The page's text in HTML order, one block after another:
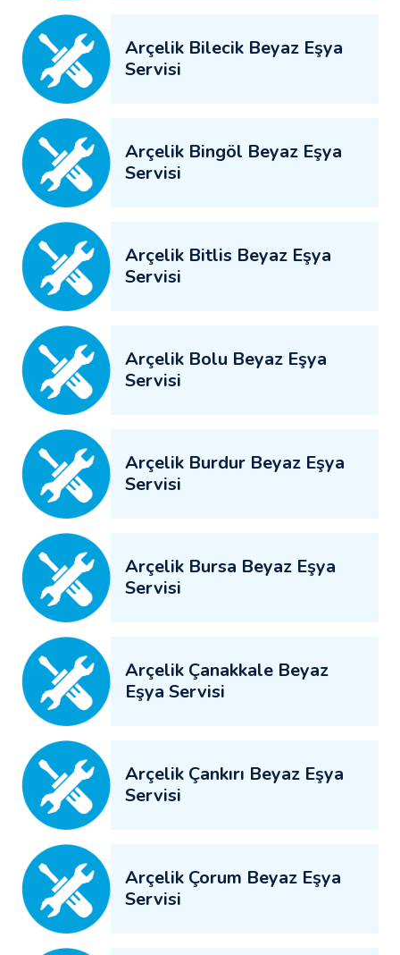
Arçelik Bilecik Beyaz Eşya
Servisi
Arçelik Bingöl Beyaz Eşya
Servisi
Arçelik Bitlis Beyaz Eşya
Servisi
Arçelik Bolu Beyaz Eşya
Servisi
Arçelik Burdur Beyaz Eşya
Servisi
Arçelik Bursa Beyaz Eşya
Servisi
Arçelik Çanakkale Beyaz
Eşya Servisi
Arçelik Çankırı Beyaz Eşya
Servisi
Arçelik Çorum Beyaz Eşya
Servisi